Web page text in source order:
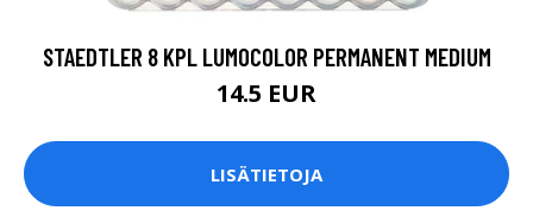
STAEDTLER 8 KPL LUMOCOLOR PERMANENT MEDIUM
14.5 EUR
LISÄTIETOJA